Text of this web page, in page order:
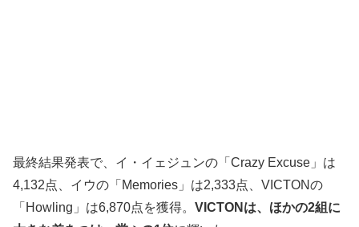
最終結果発表で、イ・イェジュンの「Crazy Excuse」は
4,132点、イウの「Memories」は2,333点、VICTONの
「Howling」は6,870点を獲得。 VICTONは、ほかの2組に